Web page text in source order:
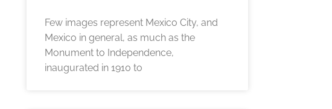
Few images represent Mexico City, and
Mexico in general, as much as the
Monument to Independence,
inaugurated in 1910 to